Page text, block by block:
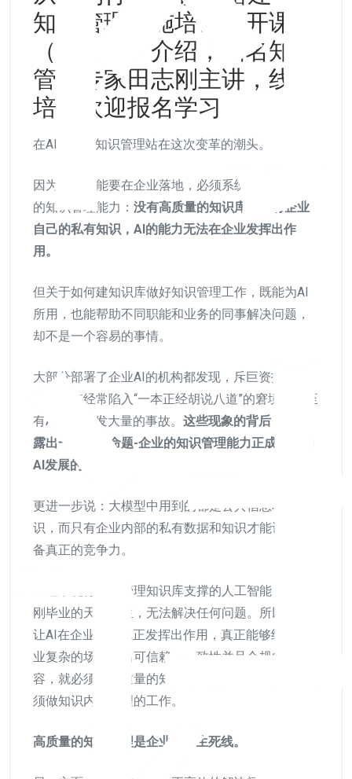
知识管理实施培训公开课程
（北京站）介绍，知名知识
管理专家田志刚主讲，线下
培训欢迎报名学习
在AI时代，知识管理站在这次变革的潮头。
因为人工智能要在企业落地，必须系统的提升组织
的知识管理能力： 没有高质量的知识库，没有企业
自己的私有知识，AI的能力无法在企业发挥出作
用。
但关于如何建知识库做好知识管理工作，既能为AI
所用，也能帮助不同职能和业务的同事解决问题，
却不是一个容易的事情。
大部分部署了企业AI的机构都发现，斥巨资打造的
智能系统经常陷入“一本正经胡说八道”的窘境，甚至
有AI应用引发大量的事故。 这些现象的背后，都暴
露出一个关键命题-企业的知识管理能力正成为制约
AI发展的天花板。
更进一步说：大模型中用到的都是公共信息和知
识，而只有企业内部的私有数据和知识才能让他具
备真正的竞争力。
缺乏系统化知识管理知识库支撑的人工智能，就像
刚毕业的天才学生，无法解决任何问题。所以要想
让AI在企业里面真正发挥出作用，真正能够结合企
业复杂的场景输出可信赖、一致性并且合规的内
容，就必须有高质量的知识管理和知识库支撑，必
须做知识内容治理的工作。
高质量的知识管理是企业AI的生死线。